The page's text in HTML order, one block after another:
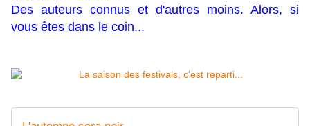
Des auteurs connus et d'autres moins. Alors, si
vous êtes dans le coin...